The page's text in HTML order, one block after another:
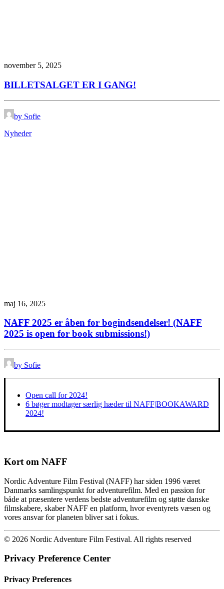
november 5, 2025
BILLETSALGET ER I GANG!
by Sofie
Nyheder
maj 16, 2025
NAFF 2025 er åben for bogindsendelser! (NAFF
2025 is open for book submissions!)
by Sofie
Open call for 2024!
6 bøger modtager særlig hæder til NAFF|BOOKAWARD
2024!
Kort om NAFF
Nordic Adventure Film Festival (NAFF) har siden 1996 været
Danmarks samlingspunkt for adventurefilm. Med en passion for
både at præsentere verdens bedste adventurefilm og støtte danske
filmskabere, skaber NAFF en platform, hvor eventyrets væsen og
vores ansvar for planeten bliver sat i fokus.
© 2026 Nordic Adventure Film Festival. All rights reserved
Privacy Preference Center
Privacy Preferences